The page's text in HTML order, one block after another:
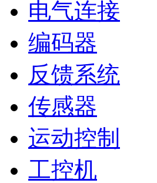
电气连接
编码器
反馈系统
传感器
运动控制
工控机